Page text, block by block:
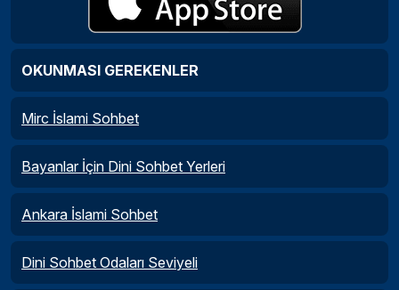
OKUNMASI GEREKENLER
Mirc İslami Sohbet
Bayanlar İçin Dini Sohbet Yerleri
Ankara İslami Sohbet
Dini Sohbet Odaları Seviyeli